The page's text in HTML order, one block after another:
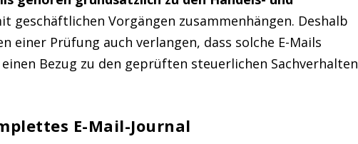
geschäftlichen Vorgängen zusammenhängen. Deshalb
einer Prüfung auch verlangen, dass solche E-Mails
Bezug zu den geprüften steuerlichen Sachverhalten
E-Mail-Journal